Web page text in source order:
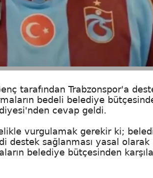
tarafından Trabzonspor'a
bedeli belediye
cevap geldi.
vurgulamak gerekir ki;
destek sağlanması yasal
belediye bütçesinden